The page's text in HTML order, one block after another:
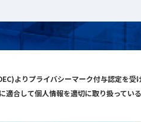
よりプライバシーマーク付与認定を
合して個人情報を適切に取り扱ってい